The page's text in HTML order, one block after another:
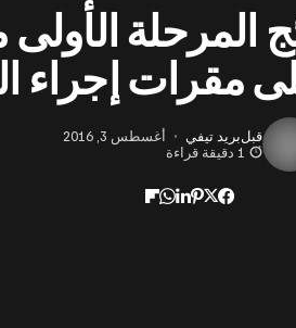
المرحلة
مقرات إجراء
قبلبريد تيفي
أغسطس 3, 2016
1 دقيقة قراءة